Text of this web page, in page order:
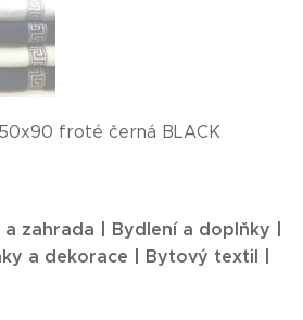
froté černá BLACK
zahrada | Bydlení a doplňky |
a dekorace | Bytový textil |